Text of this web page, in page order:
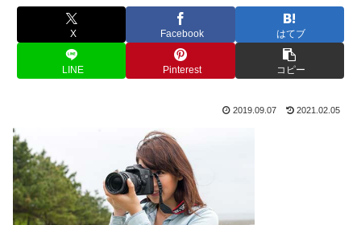
X Facebook はてブ
LINE Pinterest コピー
2019.09.07 2021.02.05